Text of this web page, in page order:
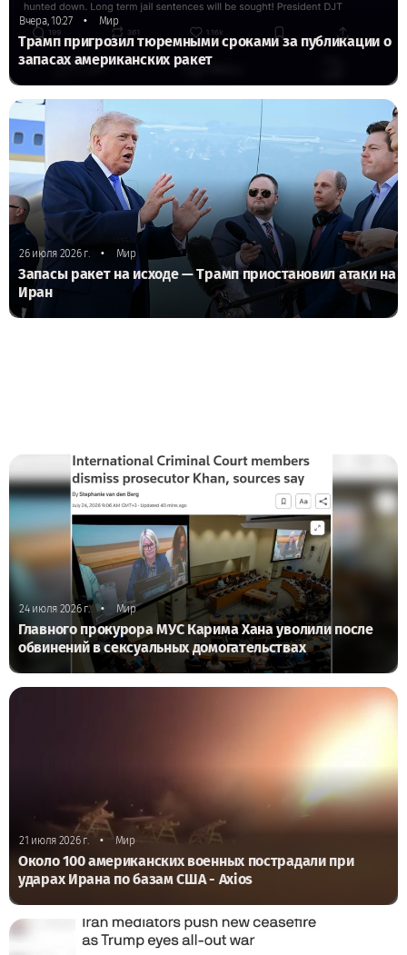
Вчера, 10:27 • Мир
Трамп пригрозил тюремными сроками за публикации о
запасах американских ракет
26 июля 2026 г. • Мир
Запасы ракет на исходе — Трамп приостановил атаки на
Иран
24 июля 2026 г. • Мир
Главного прокурора МУС Карима Хана уволили после
обвинений в сексуальных домогательствах
21 июля 2026 г. • Мир
Около 100 американских военных пострадали при
ударах Ирана по базам США - Axios